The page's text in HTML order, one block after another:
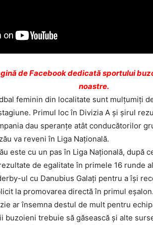
de Facebook dedicată sportului
noastre.
feminin din localitate sunt mulţumiţi
Primul loc în Divizia A şi şirul
dau speranţe atât conducătorilor
va reveni în Liga Naţională.
este cu un pas în Liga Naţională, după
de egalitate în primele 16 runde
ul cu Danubius Galaţi pentru a îşi
la promovarea directă în primul eşalon.
ar însemna destul de mult pentru
buzoieni trebuie să găsească şi alte